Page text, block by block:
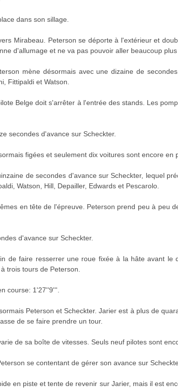
dans son sillage.
Mirabeau. Peterson se déporte à l'extérieur et
d'allumage et ne va pas pouvoir aller beaucoup plus
mène désormais avec une dizaine de
Fittipaldi et Watson.
Belge doit s'arrêter à l'entrée des stands. Les
secondes d'avance sur Scheckter.
figées et seulement dix voitures sont encore en
de secondes d'avance sur Scheckter, lequel
Watson, Hill, Depailler, Edwards et Pescarolo.
en tête de l'épreuve. Peterson prend peu à peu
d'avance sur Scheckter.
de faire resserrer une roue fixée à la hâte avant le
trois tours de Peterson.
course: 1'27''9'''.
Peterson et Scheckter. Jarier est à plus de
de se faire prendre un tour.
de sa boîte de vitesses. Seuls neuf pilotes sont
se contentant de gérer son avance sur
en piste et tente de revenir sur Jarier, mais il est